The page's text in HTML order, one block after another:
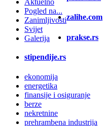
Aktuelno
Pogled na...
Zanimljivosti
Svijet
Galerija
zalihe.com
prakse.rs
stipendije.rs
ekonomija
energetika
finansije i osiguranje
berze
nekretnine
prehrambena industrija